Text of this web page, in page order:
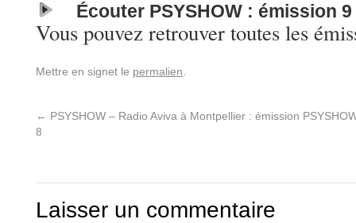
Écouter PSYSHOW : émission 9
Vous pouvez retrouver toutes les
Mettre en signet le permalien
← PSYSHOW – Radio Aviva à Montpellier : émission
8
Laisser un commentaire